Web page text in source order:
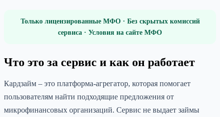
Только лицензированные МФО · Без скрытых комиссий
сервиса · Условия на сайте МФО
Что это за сервис и как он работает
Кардзайм – это платформа-агрегатор, которая помогает
пользователям найти подходящие предложения от
микрофинансовых организаций. Сервис не выдает займы